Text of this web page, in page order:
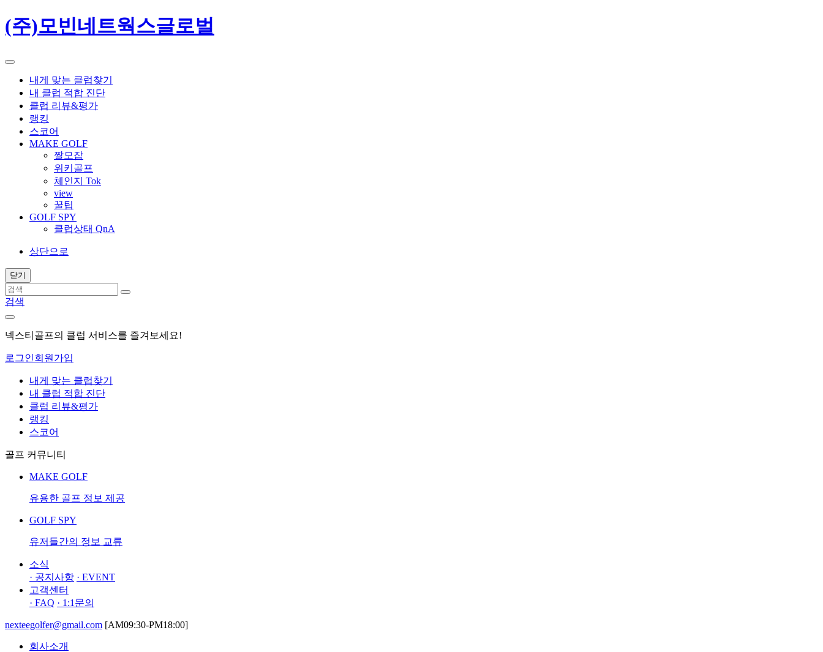
(주)모빈네트웍스글로벌
내게 맞는 클럽찾기
내 클럽 적합 진단
클럽 리뷰&평가
랭킹
스코어
MAKE GOLF
짤모잡
위키골프
체인지 Tok
view
꿀팁
GOLF SPY
클럽상태 QnA
상단으로
닫기
검색
넥스티골프의 클럽 서비스를 즐겨보세요!
로그인회원가입
내게 맞는 클럽찾기
내 클럽 적합 진단
클럽 리뷰&평가
랭킹
스코어
골프 커뮤니티
MAKE GOLF
유용한 골프 정보 제공
GOLF SPY
유저들간의 정보 교류
소식
· 공지사항 · EVENT
고객센터
· FAQ · 1:1문의
nexteegolfer@gmail.com [AM09:30-PM18:00]
회사소개